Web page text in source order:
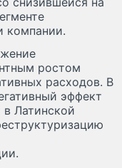
компании.
ростом
расходов. В
эффект
Латинской